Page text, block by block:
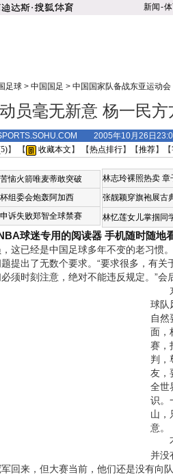
新闻-
足球> 中国国足 > 中国国家队备战东亚运动会
员毫无新意 杨一民
2005年10月26日
5)】 【 收藏本文 】 【热点排行】【推荐】【
恼火箭唯麦蒂敢突破
组委会炮轰阿加西
诉失败郑智全球禁赛
林志玲裸照热卖 章
张靓颖穿旗袍展古
林忆莲女儿掌掴同
球迷专用的阅读器 手机随时随地
已经是中国足球多年不变的老习惯。
提出了无数个要求。“要求很多，有关
须时刻注意，绝对不能违反规定。 ”会
东
球队
自然
面，
赛，
判，
友，
全世
识。
山，
意。
不
并没
回来，但大赛当前，他们还是没有向队